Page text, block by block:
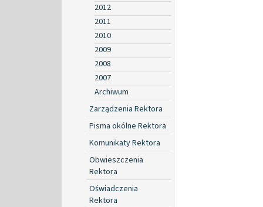
2012
2011
2010
2009
2008
2007
Archiwum
Zarządzenia Rektora
Pisma okólne Rektora
Komunikaty Rektora
Obwieszczenia
Rektora
Oświadczenia
Rektora